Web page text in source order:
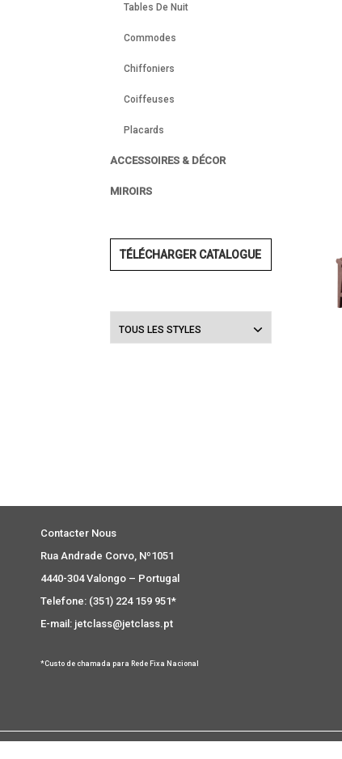
Tables De Nuit
Commodes
Chiffoniers
Coiffeuses
Placards
ACCESSOIRES & DÉCOR
MIROIRS
TÉLÉCHARGER CATALOGUE
TOUS LES STYLES
Contacter Nous
Rua Andrade Corvo, Nº1051
4440-304 Valongo – Portugal
Telefone: (351) 224 159 951*
E-mail: jetclass@jetclass.pt
*Custo de chamada para Rede Fixa Nacional